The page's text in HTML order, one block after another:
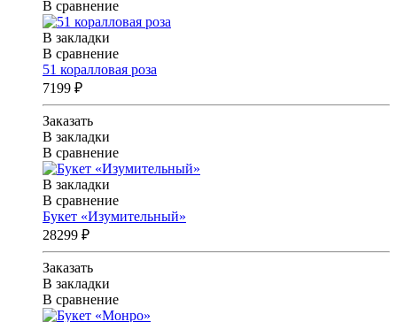
В сравнение
В закладки
В сравнение
51 коралловая роза
7199 ₽
Заказать
В закладки
В сравнение
В закладки
В сравнение
Букет «Изумительный»
28299 ₽
Заказать
В закладки
В сравнение